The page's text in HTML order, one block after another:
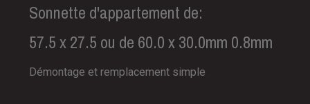
Sonnette d'appartement de:
57.5 x 27.5 ou de 60.0 x 30.0mm 0.8mm
Démontage et remplacement simple